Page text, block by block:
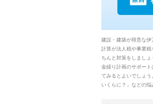
建設・建築が得意な伊
計算が法人税や事業
ちんと対策をしまし
金繰り計画のサポー
てみるとよいでしょ
いくらに？」などの